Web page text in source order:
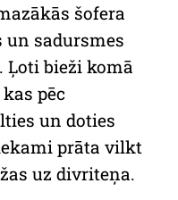
šofera
un sadursmes
Ļoti bieži komā
pēc
un doties
prāta vilkt
uz divriteņa.